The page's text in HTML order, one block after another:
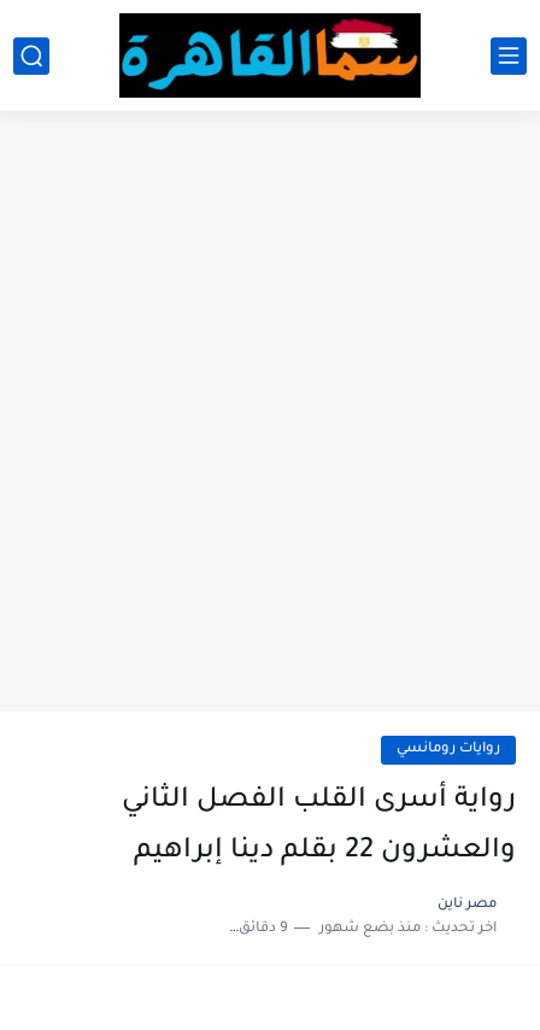
روايات رومانسي
رواية أسرى القلب الفصل الثاني
والعشرون 22 بقلم دينا إبراهيم
مصر ناين
اخر تحديث :منذ بضع شهور 9 دقائق للقراءة